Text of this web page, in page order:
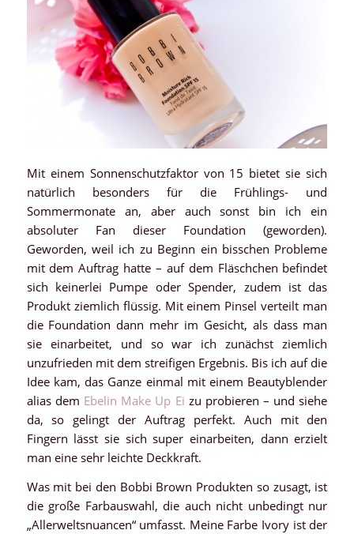
Mit einem Sonnenschutzfaktor von 15 bietet sie sich
natürlich besonders für die Frühlings- und
Sommermonate an, aber auch sonst bin ich ein
absoluter Fan dieser Foundation (geworden).
Geworden, weil ich zu Beginn ein bisschen Probleme
mit dem Auftrag hatte – auf dem Fläschchen befindet
sich keinerlei Pumpe oder Spender, zudem ist das
Produkt ziemlich flüssig. Mit einem Pinsel verteilt man
die Foundation dann mehr im Gesicht, als dass man
sie einarbeitet, und so war ich zunächst ziemlich
unzufrieden mit dem streifigen Ergebnis. Bis ich auf die
Idee kam, das Ganze einmal mit einem Beautyblender
alias dem Ebelin Make Up Ei zu probieren – und siehe
da, so gelingt der Auftrag perfekt. Auch mit den
Fingern lässt sie sich super einarbeiten, dann erzielt
man eine sehr leichte Deckkraft.
Was mit bei den Bobbi Brown Produkten so zusagt, ist
die große Farbauswahl, die auch nicht unbedingt nur
„Allerweltsnuancen“ umfasst. Meine Farbe Ivory ist der